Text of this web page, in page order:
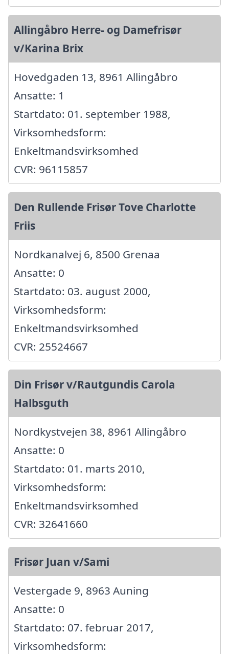
Allingåbro Herre- og Damefrisør
v/Karina Brix
Hovedgaden 13, 8961 Allingåbro
Ansatte: 1
Startdato: 01. september 1988,
Virksomhedsform:
Enkeltmandsvirksomhed
CVR: 96115857
Den Rullende Frisør Tove Charlotte
Friis
Nordkanalvej 6, 8500 Grenaa
Ansatte: 0
Startdato: 03. august 2000,
Virksomhedsform:
Enkeltmandsvirksomhed
CVR: 25524667
Din Frisør v/Rautgundis Carola
Halbsguth
Nordkystvejen 38, 8961 Allingåbro
Ansatte: 0
Startdato: 01. marts 2010,
Virksomhedsform:
Enkeltmandsvirksomhed
CVR: 32641660
Frisør Juan v/Sami
Vestergade 9, 8963 Auning
Ansatte: 0
Startdato: 07. februar 2017,
Virksomhedsform: